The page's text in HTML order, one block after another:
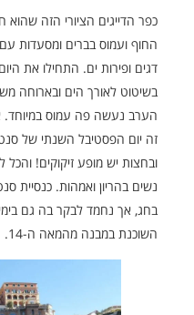
כפר הדייגים הציורי הזה
החוף ועמוס בברים ומסעדות עם
דגים ופירות ים. התחילו את
בשיטוט לאורך הים ובארוחה
זה יום הפסטיבל השנתי של
ובחצות יש מופע זיקוקים!
נשים בהריון ואמהות. כנסיית
בחג, אך נחמד לבקר בה גם
השוכנת במבנה מהמאה ה-14.